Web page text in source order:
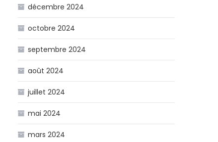
décembre 2024
octobre 2024
septembre 2024
août 2024
juillet 2024
mai 2024
mars 2024